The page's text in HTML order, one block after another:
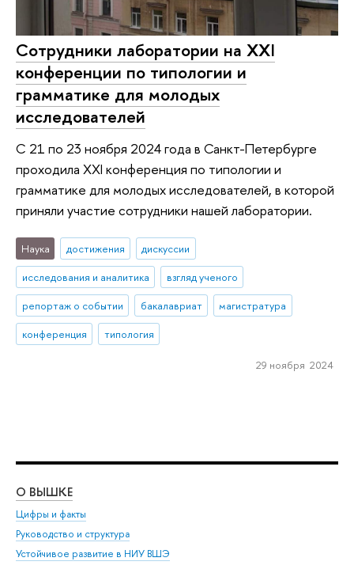
Сотрудники лаборатории на XXI
конференции по типологии и
грамматике для молодых
исследователей
С 21 по 23 ноября 2024 года в Санкт-Петербурге
проходила XXI конференция по типологии и
грамматике для молодых исследователей, в которой
приняли участие сотрудники нашей лаборатории.
Наука достижения
дискуссии
исследования и аналитика
взгляд ученого
репортаж о событии
бакалавриат
магистратура
конференция
типология
29 ноября 2024
О ВЫШКЕ
Цифры и факты
Руководство и структура
Устойчивое развитие в НИУ ВШЭ